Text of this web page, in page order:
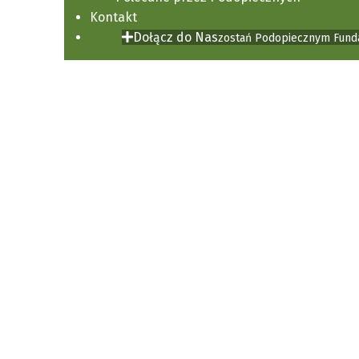
Kontakt
Dołącz do Naszostań Podopiecznym